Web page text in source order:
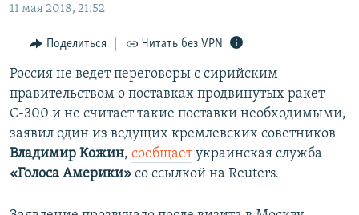
Вернутся
поиску
11 ЛЕТ ОККУПАЦИИ КРЫМА. 11 ИСТОРИЙ СОПРОТИВЛЕНИЯ
ЕЩЕ
ИНТЕРАКТИВ
ИНФОГРАФИКА
СОВЕТЫ ПРАВОЗАЩИТНИКОВ
ПРОПАВШИЕ БЕЗ ВЕСТИ
РАДІО СВОБОДА
КАК ОБОЙТИ БЛОКИРОВКУ
Українською
Qırımtatar
11 мая 2018, 21:52
Поделиться Читать без VPN
Россия не ведет переговоры с сирийским
правительством о поставках продвинутых ракет
С-300 и не считает такие поставки необходимыми,
заявил один из ведущих кремлевских советников
Владимир Кожин, сообщаетукраинская служба
«Голоса Америки» со ссылкой на Reuters.